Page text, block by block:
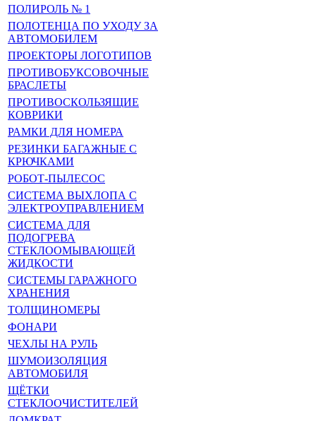
ПОЛИРОЛЬ № 1
ПОЛОТЕНЦА ПО УХОДУ ЗА
АВТОМОБИЛЕМ
ПРОЕКТОРЫ ЛОГОТИПОВ
ПРОТИВОБУКСОВОЧНЫЕ
БРАСЛЕТЫ
ПРОТИВОСКОЛЬЗЯЩИЕ
КОВРИКИ
РАМКИ ДЛЯ НОМЕРА
РЕЗИНКИ БАГАЖНЫЕ С
КРЮЧКАМИ
РОБОТ-ПЫЛЕСОС
СИСТЕМА ВЫХЛОПА С
ЭЛЕКТРОУПРАВЛЕНИЕМ
СИСТЕМА ДЛЯ
ПОДОГРЕВА
СТЕКЛООМЫВАЮЩЕЙ
ЖИДКОСТИ
СИСТЕМЫ ГАРАЖНОГО
ХРАНЕНИЯ
ТОЛЩИНОМЕРЫ
ФОНАРИ
ЧЕХЛЫ НА РУЛЬ
ШУМОИЗОЛЯЦИЯ
АВТОМОБИЛЯ
ЩЁТКИ
СТЕКЛООЧИСТИТЕЛЕЙ